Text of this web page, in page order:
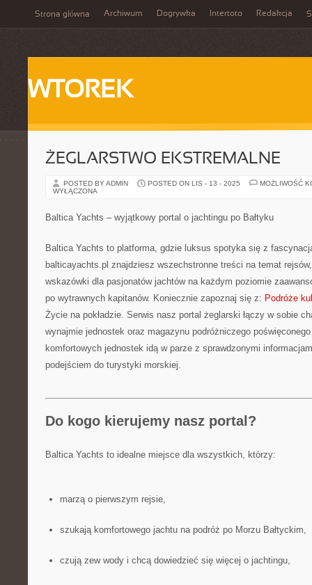
Strona główna Archiwum Dogrywka Intertoto Redakcja
WTOREK
ŻEGLARSTWO EKSTREMALNE
POSTED BY ADMIN POSTED ON LIS - 13 - 2025
MOŻLIWOŚĆ
WYŁĄCZONA
Baltica Yachts – wyjątkowy portal o jachtingu po Bałtyku
Baltica Yachts to platforma, gdzie luksus spotyka się z
balticayachts.pl znajdziesz wszechstronne treści na temat
wskazówki dla pasjonatów jachtów na każdym poziomie
po wytrawnych kapitanów. Koniecznie zapoznaj się z: Podróże
Życie na pokładzie. Serwis nasz portal żeglarski łączy w sobie
wynajmie jednostek oraz magazynu podróżniczego
komfortowych jednostek idą w parze z sprawdzonymi
podejściem do turystyki morskiej.
Do kogo kierujemy nasz portal?
Baltica Yachts to idealne miejsce dla wszystkich, którzy:
marzą o pierwszym rejsie,
szukają komfortowego jachtu na podróż po Morzu Bałtyckim,
czują zew wody i chcą dowiedzieć się więcej o jachtingu,